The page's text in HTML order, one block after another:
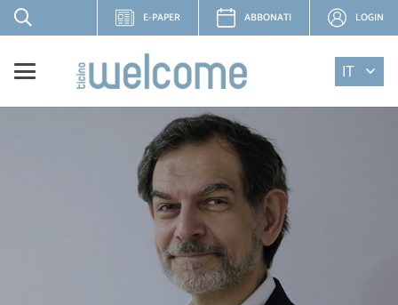
E-PAPER ABBONATI LOGIN
IT